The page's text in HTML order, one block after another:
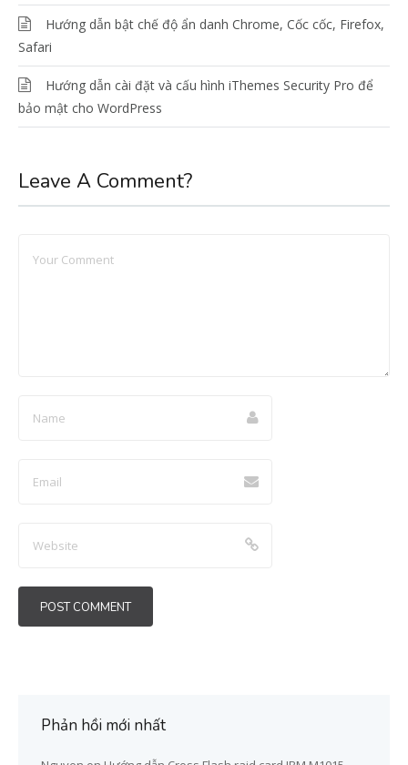
Hướng dẫn bật chế độ ẩn danh Chrome, Cốc cốc, Firefox,
Safari
Hướng dẫn cài đặt và cấu hình iThemes Security Pro để
bảo mật cho WordPress
Leave A Comment?
Phản hồi mới nhất